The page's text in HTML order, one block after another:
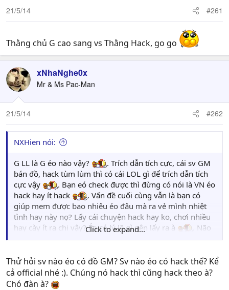
e
r
21/5/14 #261
Thằng chủ G cao sang vs Thằng Hack, go go
xNhaNghe0x
Mr & Ms Pac-Man
21/5/14 #262
NXHien nói:
G LL là G éo nào vậy?
. Trích dẫn tích cực, cái sv GM
bán đồ, hack tùm lùm thì có cái LOL gì để trích dẫn tích
cực vậy
. Bạn eó check được thì đừng có nói là VN éo
hack hay ít hack
. Vấn đề cuối cùng vẫn là bạn có
giúp mem được bao nhiêu éo đâu mà ra vẻ mình nhiệt
tình hay này nọ? Lấy cái chuyện hack hay ko, chơi nhiều
hay cày ít ra chi vậy? Éo có lý lẽ gì nên lấy ra à
. Não
bạn ít nếp nhăn hay ăn canh thiếu iot hay sao mà lạc đề
Click to expand...
Thử hỏi sv nào éo có đồ GM? Sv nào éo có hack thế? Kể
cả official nhé :). Chúng nó hack thì cũng hack theo à?
Chó đàn à?